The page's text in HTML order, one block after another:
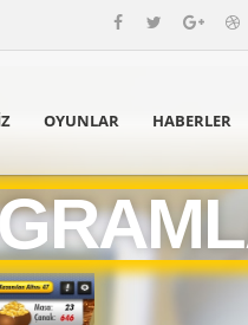
OYUNLAR HABERLER